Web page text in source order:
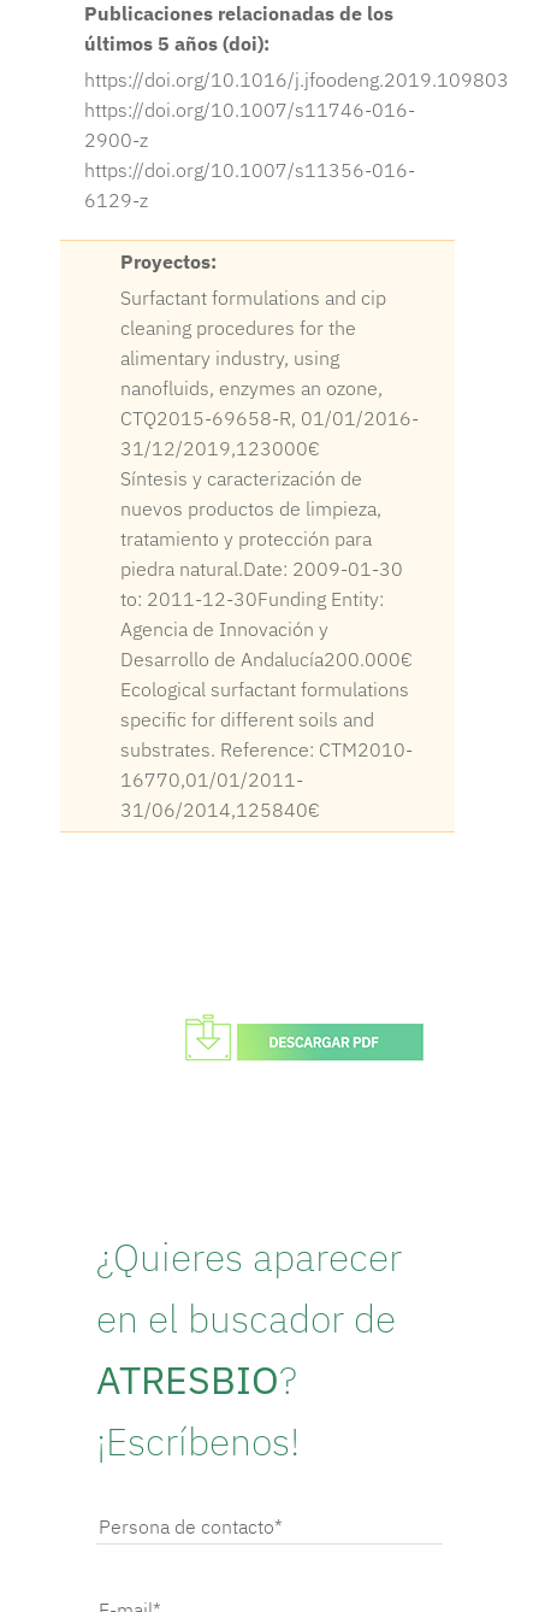
Publicaciones relacionadas de los
últimos 5 años (doi):
https://doi.org/10.1016/j.jfoodeng.2019.109803
https://doi.org/10.1007/s11746-016-
2900-z
https://doi.org/10.1007/s11356-016-
6129-z
Proyectos:
Surfactant formulations and cip
cleaning procedures for the
alimentary industry, using
nanofluids, enzymes an ozone,
CTQ2015-69658-R, 01/01/2016-
31/12/2019,123000€
Síntesis y caracterización de
nuevos productos de limpieza,
tratamiento y protección para
piedra natural.Date: 2009-01-30
to: 2011-12-30Funding Entity:
Agencia de Innovación y
Desarrollo de Andalucía200.000€
Ecological surfactant formulations
specific for different soils and
substrates. Reference: CTM2010-
16770,01/01/2011-
31/06/2014,125840€
¿Quieres aparecer
en el buscador de
ATRESBIO?
¡Escríbenos!